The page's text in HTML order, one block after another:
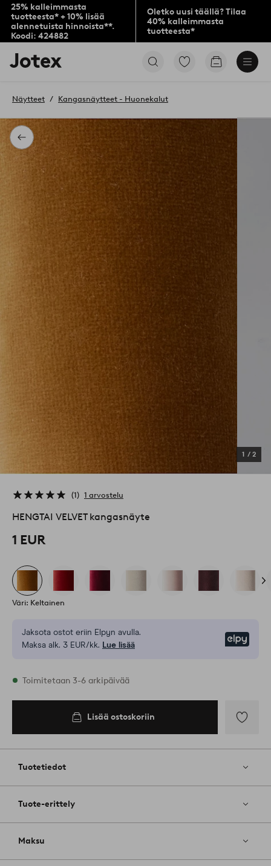
25% kalleimmasta
tuotteesta* + 10% lisää
alennetuista hinnoista**.
Koodi: 424882
Oletko uusi täällä? Tilaa
40% kalleimmasta
tuotteesta*
Jotex-
logo
aloitussivulle
Siirry
Siirry
Takaisin
Näytteet Kangasnäytteet - Huonekalut
1 / 2
1 1 arvostelu
HENGTAI VELVET kangasnäyte
1 EUR
Väri: Keltainen
Jaksota ostot eriin Elpyn avulla.
Maksa alk. 3 EUR/kk. Lue lisää
Varastossa
Toimitetaan 3-6 arkipäivää
Lisää ostoskoriin
Tuotetiedot
Tuote-erittely
Maksu